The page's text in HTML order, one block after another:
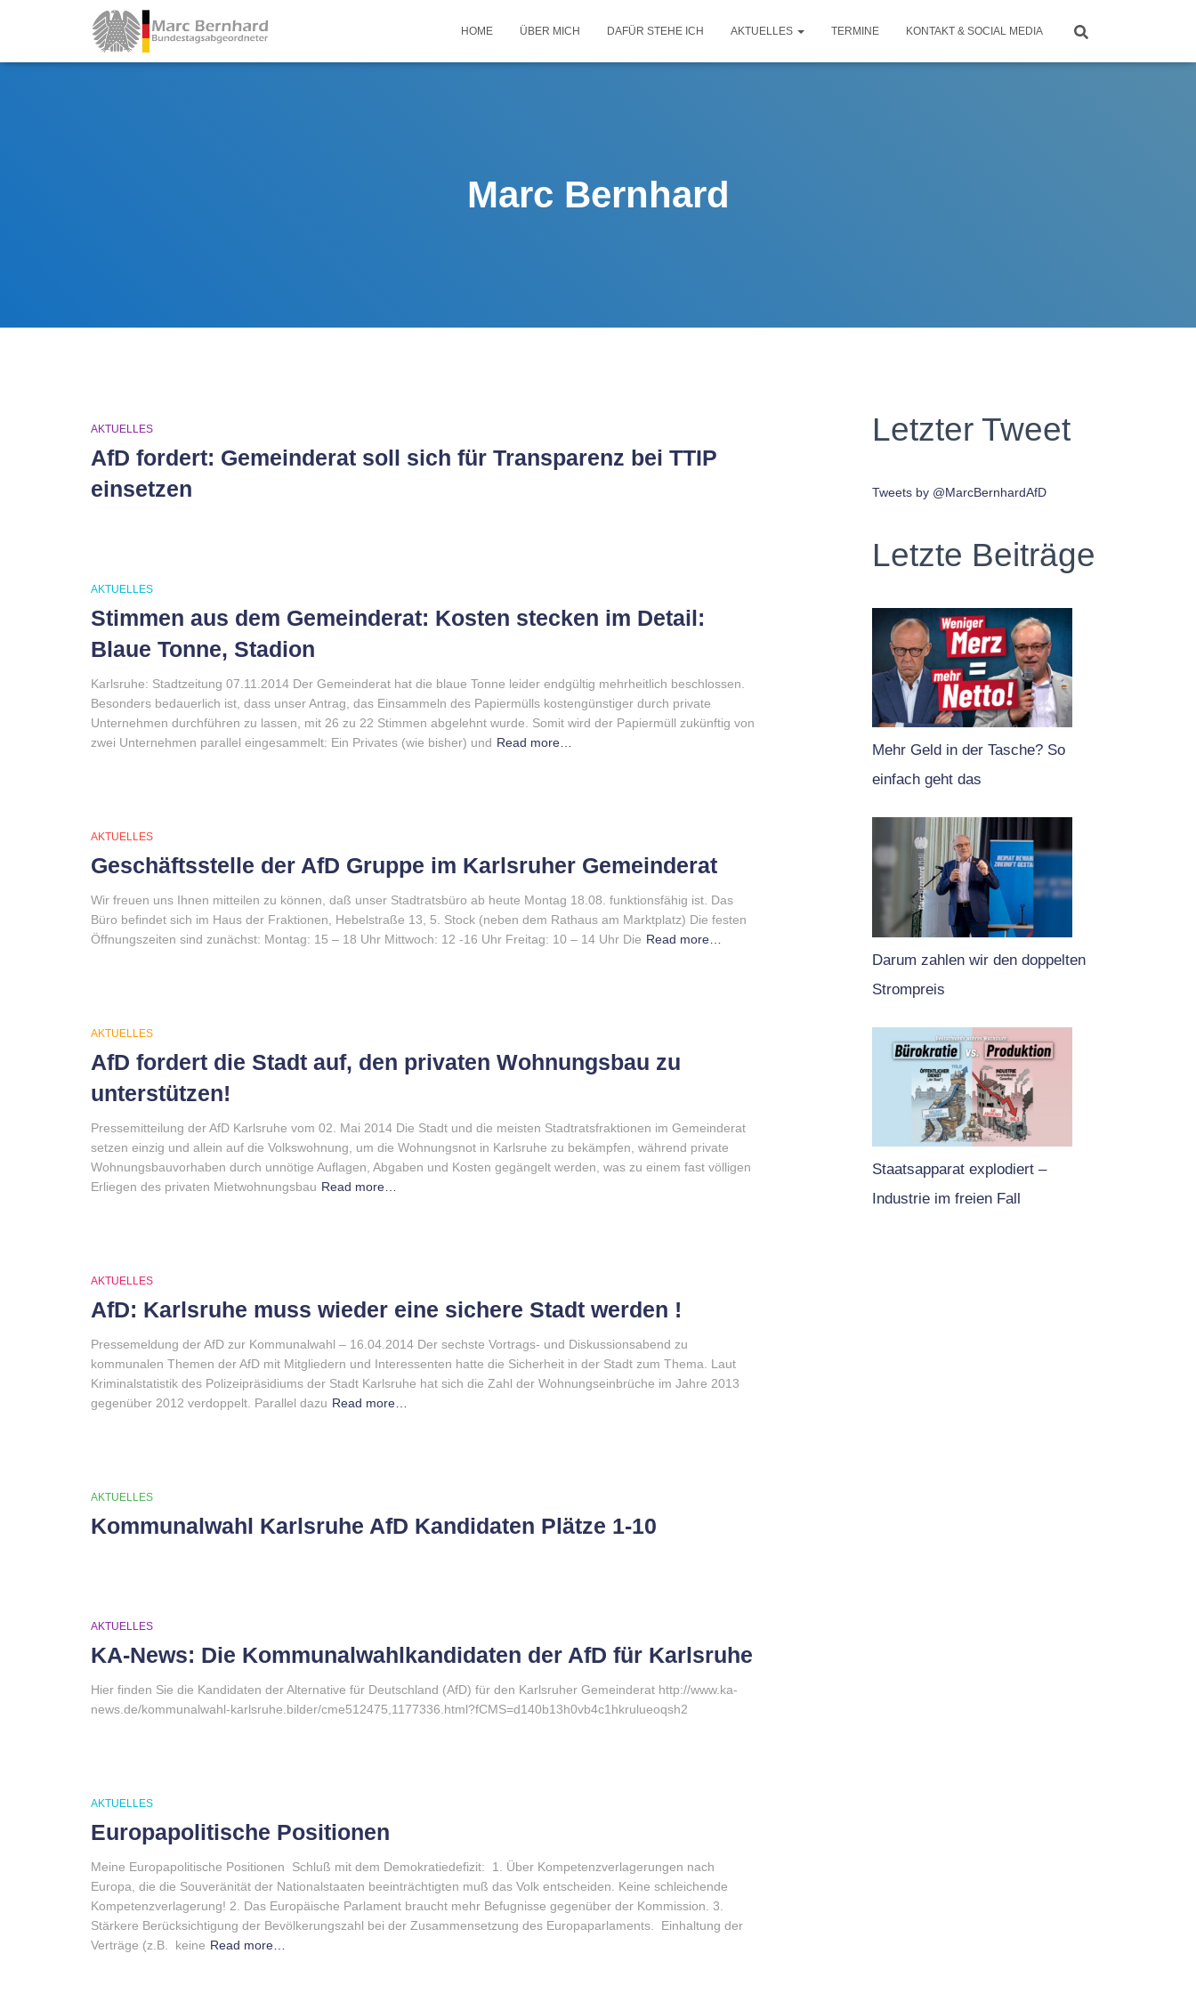
HOME ÜBER MICH DAFÜR STEHE ICH AKTUELLES TERMINE KONTAKT & SOCIAL MEDIA
Marc Bernhard
AKTUELLES
AfD fordert: Gemeinderat soll sich für Transparenz bei TTIP
einsetzen
AKTUELLES
Stimmen aus dem Gemeinderat: Kosten stecken im Detail:
Blaue Tonne, Stadion
Karlsruhe: Stadtzeitung 07.11.2014 Der Gemeinderat hat die blaue Tonne leider endgültig mehrheitlich beschlossen.
Besonders bedauerlich ist, dass unser Antrag, das Einsammeln des Papiermülls kostengünstiger durch private
Unternehmen durchführen zu lassen, mit 26 zu 22 Stimmen abgelehnt wurde. Somit wird der Papiermüll zukünftig von
zwei Unternehmen parallel eingesammelt: Ein Privates (wie bisher) und Read more…
AKTUELLES
Geschäftsstelle der AfD Gruppe im Karlsruher Gemeinderat
Wir freuen uns Ihnen mitteilen zu können, daß unser Stadtratsbüro ab heute Montag 18.08. funktionsfähig ist. Das
Büro befindet sich im Haus der Fraktionen, Hebelstraße 13, 5. Stock (neben dem Rathaus am Marktplatz) Die festen
Öffnungszeiten sind zunächst: Montag: 15 – 18 Uhr Mittwoch: 12 -16 Uhr Freitag: 10 – 14 Uhr Die Read more…
AKTUELLES
AfD fordert die Stadt auf, den privaten Wohnungsbau zu
unterstützen!
Pressemitteilung der AfD Karlsruhe vom 02. Mai 2014 Die Stadt und die meisten Stadtratsfraktionen im Gemeinderat
setzen einzig und allein auf die Volkswohnung, um die Wohnungsnot in Karlsruhe zu bekämpfen, während private
Wohnungsbauvorhaben durch unnötige Auflagen, Abgaben und Kosten gegängelt werden, was zu einem fast völligen
Erliegen des privaten Mietwohnungsbau Read more…
AKTUELLES
AfD: Karlsruhe muss wieder eine sichere Stadt werden !
Pressemeldung der AfD zur Kommunalwahl – 16.04.2014 Der sechste Vortrags- und Diskussionsabend zu
kommunalen Themen der AfD mit Mitgliedern und Interessenten hatte die Sicherheit in der Stadt zum Thema. Laut
Kriminalstatistik des Polizeipräsidiums der Stadt Karlsruhe hat sich die Zahl der Wohnungseinbrüche im Jahre 2013
gegenüber 2012 verdoppelt. Parallel dazu Read more…
AKTUELLES
Kommunalwahl Karlsruhe AfD Kandidaten Plätze 1-10
AKTUELLES
KA-News: Die Kommunalwahlkandidaten der AfD für Karlsruhe
Hier finden Sie die Kandidaten der Alternative für Deutschland (AfD) für den Karlsruher Gemeinderat http://www.ka-
news.de/kommunalwahl-karlsruhe.bilder/cme512475,1177336.html?fCMS=d140b13h0vb4c1hkrulueoqsh2
AKTUELLES
Europapolitische Positionen
Meine Europapolitische Positionen Schluß mit dem Demokratiedefizit: 1. Über Kompetenzverlagerungen nach
Europa, die die Souveränität der Nationalstaaten beeinträchtigten muß das Volk entscheiden. Keine schleichende
Kompetenzverlagerung! 2. Das Europäische Parlament braucht mehr Befugnisse gegenüber der Kommission. 3.
Stärkere Berücksichtigung der Bevölkerungszahl bei der Zusammensetzung des Europaparlaments. Einhaltung der
Verträge (z.B. keine Read more…
Letzter Tweet
Tweets by @MarcBernhardAfD
Letzte Beiträge
Mehr Geld in der Tasche? So
einfach geht das
Darum zahlen wir den doppelten
Strompreis
Staatsapparat explodiert –
Industrie im freien Fall